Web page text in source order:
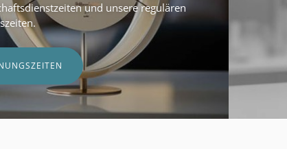
und unsere regulären